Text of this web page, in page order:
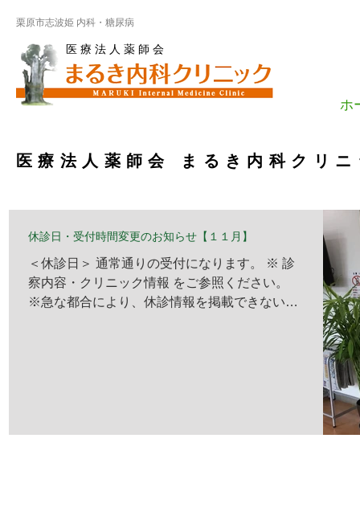
栗原市志波姫 内科・糖尿病
医 療 法 人 薬 師 会
ホ
医療法人薬師会 まるき内科クリ
休診日・受付時間変更のお知らせ【１１月】
＜休診日＞ 通常通りの受付になります。 ※ 診
察内容・クリニック情報 をご参照ください。
※急な都合により、休診情報を掲載できない場